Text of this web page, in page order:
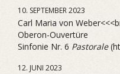
10. SEPTEMBER 2023
Carl Maria von
Oberon-Ouvertüre
Sinfonie Nr. 6 Pastorale
12. JUNI 2023